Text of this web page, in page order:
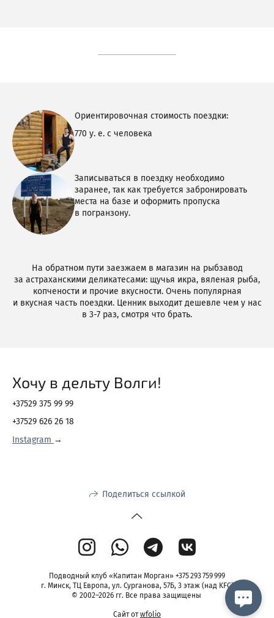
Ориентировочная стоимость поездки:
770 у. е. с человека
Записываться в поездку необходимо
заранее, так как требуется забронировать
места на базе и оформить пропуска
в погранзону.
На обратном пути заезжаем в магазин на рыбзавод
за астраханскими деликатесами: щучья икра, вяленая рыба,
копчености и прочие вкусности. Очень популярная
и вкусная часть поездки. Ценник выходит дешевле чем у нас
в 3-7 раз, смотря что брать.
Хочу в дельту Волги!
+37529 375 99 99
+37529 626 26 18
Instagram →
Поделиться ссылкой
Подводный клуб «Капитан Морган» +375 293 759 999
г. Минск, ТЦ Европа, ул. Сурганова, 57Б, 3 этаж (над KFC)
© 2002–2026 гг. Все права защищены
Сайт отwfolio